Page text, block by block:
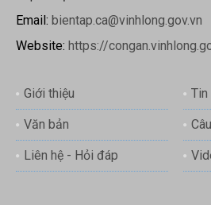
Email: bientap.ca@vinhlong.gov.vn
Website: https://
Giới thiệu
Văn bản
Liên hệ - Hỏi đáp